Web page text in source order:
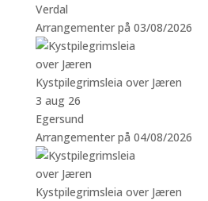
Verdal
Arrangementer på 03/08/2026
Kystpilegrimsleia over Jæren
3 aug 26
Egersund
Arrangementer på 04/08/2026
Kystpilegrimsleia over Jæren